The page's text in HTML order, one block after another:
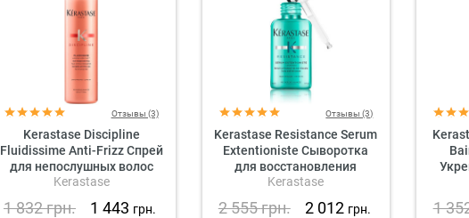
Отзывы (3)
Kerastase Discipline
Fluidissime Anti-Frizz Спрей
для непослушных волос
Kerastase
1 832грн. 1 443 грн.
Отзывы (3)
Kerastase Resistance Serum
Extentioniste Сыворотка
для восстановления
поврежденных и
Kerastase
2 555грн. 2 012 грн. 1